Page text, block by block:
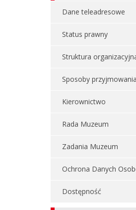
Dane teleadresowe
Status prawny
Struktura
Sposoby
Kierownictwo
Rada Muzeum
Zadania Muzeum
Ochrona Danych
Dostępność